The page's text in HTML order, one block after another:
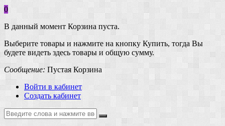
0
В данный момент Корзина пуста.
Выберите товары и нажмите на кнопку Купить, тогда Вы
будете видеть здесь товары и общую сумму.
Сообщение: Пустая Корзина
Войти в кабинет
Создать кабинет